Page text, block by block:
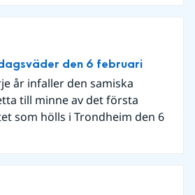
den 6 februari
år infaller den samiska
till minne av det första
som hölls i Trondheim den 6